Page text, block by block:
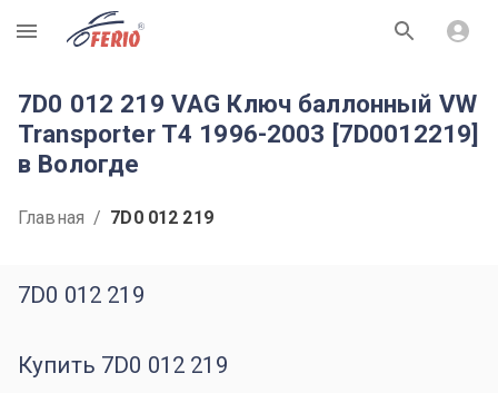
R
7D0 012 219 VAG Ключ баллонный VW
Transporter T4 1996-2003 [7D0012219]
в Вологде
Главная / 7D0 012 219
7D0 012 219
Купить 7D0 012 219